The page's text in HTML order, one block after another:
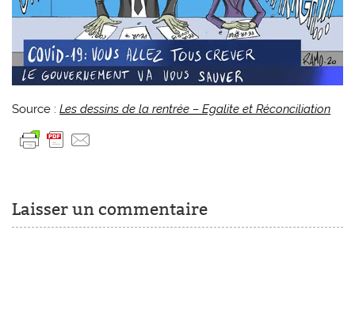
Source :Les dessins de la rentrée – Egalite et Réconciliation
Laisser un commentaire